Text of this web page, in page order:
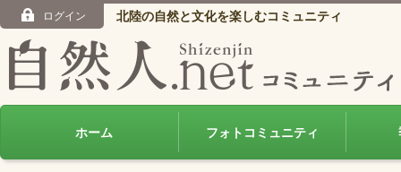
ログイン 北陸の自然と文化を楽しむコミュニティ
ホーム フォトコミュニティ